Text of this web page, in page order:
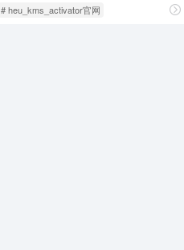
# heu_kms_activator官网